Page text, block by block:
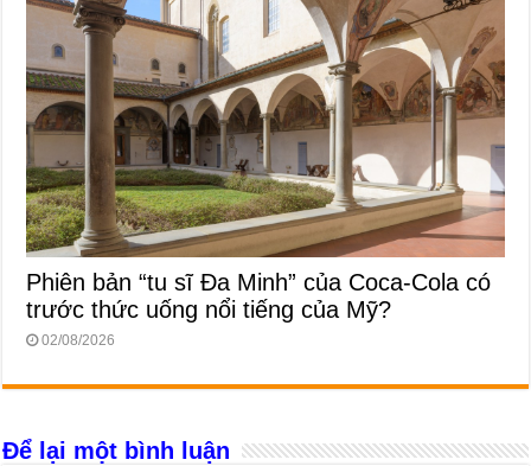
Phiên bản “tu sĩ Đa Minh” của Coca-Cola có
trước thức uống nổi tiếng của Mỹ?
02/08/2026
Để lại một bình luận